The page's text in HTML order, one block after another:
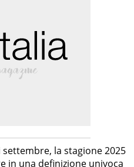
la stagione 2025
in una definizione univoca